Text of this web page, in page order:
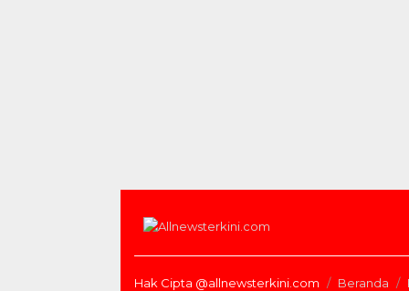
Hak Cipta @allnewsterkini.com Beranda